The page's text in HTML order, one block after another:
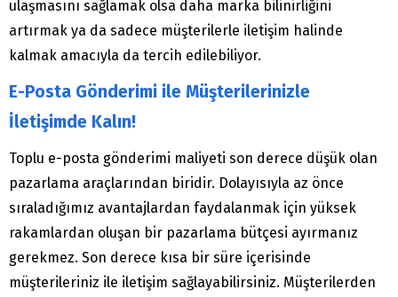
ulaşmasını sağlamak olsa daha marka bilinirliğini
artırmak ya da sadece müşterilerle iletişim halinde
kalmak amacıyla da tercih edilebiliyor.
E-Posta Gönderimi ile Müşterilerinizle
İletişimde Kalın!
Toplu e-posta gönderimi maliyeti son derece düşük olan
pazarlama araçlarından biridir. Dolayısıyla az önce
sıraladığımız avantajlardan faydalanmak için yüksek
rakamlardan oluşan bir pazarlama bütçesi ayırmanız
gerekmez. Son derece kısa bir süre içerisinde
müşterileriniz ile iletişim sağlayabilirsiniz. Müşterilerden